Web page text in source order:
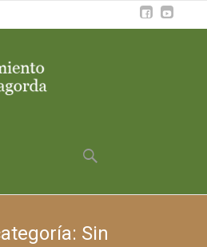
Buscar:
Sin